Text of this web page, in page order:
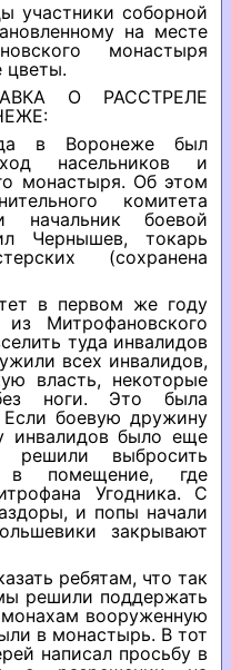
участники соборной
на месте
монастыря
цветы.
О РАССТРЕЛЕ
в Воронеже был
насельников и
монастыря. Об этом
комитета
начальник боевой
Чернышев, токарь
(сохранена
в первом же году
Митрофановского
туда инвалидов
всех инвалидов,
власть, некоторые
ноги. Это была
Если боевую дружину
инвалидов было еще
решили выбросить
помещение, где
Угодника. С
и попы начали
закрывают
ребятам, что так
решили поддержать
вооруженную
в монастырь. В тот
написал просьбу в